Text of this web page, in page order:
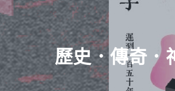
歷史．傳奇．